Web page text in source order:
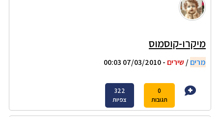
מיקרו-קוסמוס
מרים/ שירים - 07/03/2010 00:03
0
תגובות
322
צפיות